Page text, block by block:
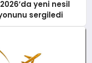
yeni nesil
sergiledi